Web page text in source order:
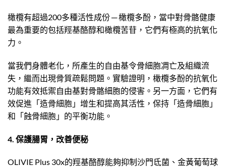
橄欖有超過200多種活性成份 ─ 橄欖多酚，當中對骨骼健康
最為重要的包括羥基酪醇和橄欖苦苷，它們有極高的抗氧化
力。
當我們身體老化，所產生的自由基令骨細胞凋亡及組織流
失，繼而出現骨質疏鬆問題。實驗證明，橄欖多酚的抗氧化
功能有效抵禦自由基對骨骼細胞的侵害。另一方面，它們有
效促進「造骨細胞」增生和提高其活性，保持「造骨細胞」
和「蝕骨細胞」的平衡功能。
4. 保護腸胃，改善便秘
OLIVIE Plus 30x的羥基酪醇能夠抑制沙門氐菌、金黃葡萄球